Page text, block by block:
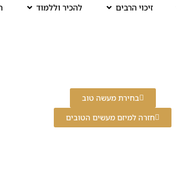
זיכוי הרבים להכיר וללמוד
בחירת מעשה טוב
חזרה למיזם מעשים הטובים